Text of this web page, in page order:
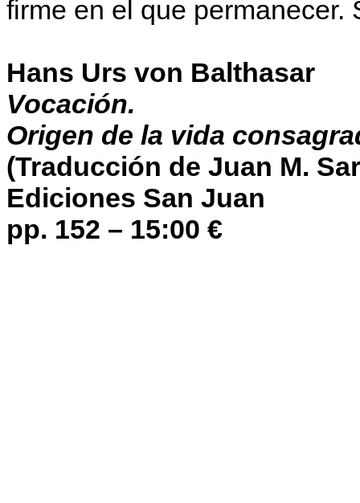
firme en el que permanecer.
Hans Urs von Balthasar
Vocación.
Origen de la vida
(Traducción de Juan M.
Ediciones San Juan
pp. 152 – 15:00 €